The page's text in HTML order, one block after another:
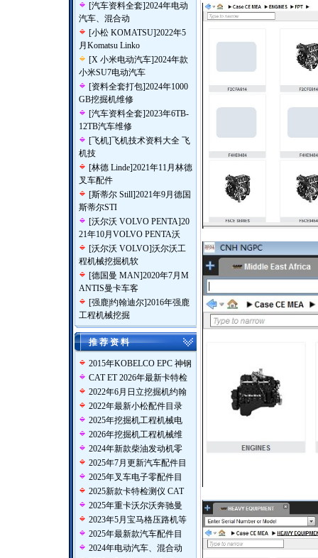
[汽车资料全套]2024年电动
汽车、混合动
[小松 KOMATSU]2022年5
月Komatsu Linko
[X 小米电动汽车]2024年款
小米SU7电动汽车
[资料全套打包]2024年1000
GB挖掘机维修
[汽车资料全套]2023年6TB-
12TB汽车维修
[飞机]飞机技术资料大全 飞
机技
[林德 Linde]2021年11月林德
叉车配件
[斯蒂尔 Still]2021年9月德国
斯蒂尔STI
[沃尔沃 VOLVO PENTA]20
21年10月VOLVO PENTA沃
[沃尔沃 VOLVO]沃尔沃工
程机械挖掘机软
[德国曼 MAN]2020年7月M
ANTIS曼卡车客
[强鹿|约翰迪尔]2016年强鹿
工程机械挖掘
推 荐 资 料
2015年KOBELCO EPC 神钢
CAT ET 2026年最新卡特检
2022年6月日立挖掘机约翰
2022年最新小松配件目录
2025年挖掘机工程机械电
2026年挖掘机工程机械维
2024年新款柴油发动机零
2025年7月更新汽车配件目
2025年叉车电子零配件目
2025新款卡特检测仪 CAT
2025年重卡沃尔沃奔驰曼
2023年5月宝马格压路机等
2025年最新款汽车配件目
2024年电动汽车、混合动